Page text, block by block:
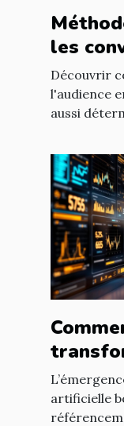
les
Découvrir
l'audience
aussi
pour
artificielle